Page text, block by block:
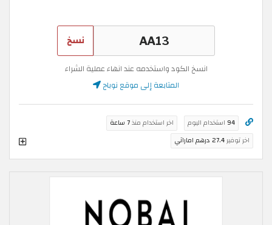
نسخ
انسخ الكود واستخدمه عند انهاء عملية الشراء
المتابعة إلى موقع نوباج
94 استخدام اليوم اخر استخدام منذ7 ساعة
اخر توفير27.4 درهم اماراتي